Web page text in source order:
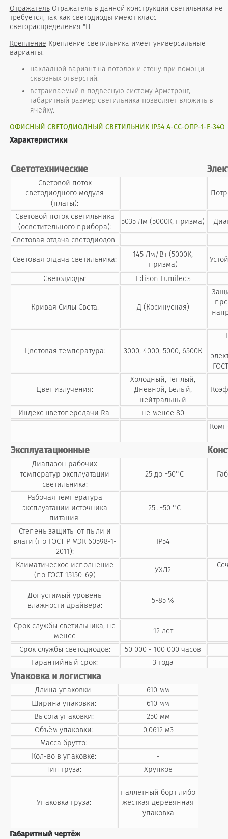
ОтражательОтражатель в данной конструкции светильника не
требуется, так как светодиоды имеют класс
светораспределения "П".
Крепление Крепление светильника имеет универсальные
варианты:
накладной вариант на потолок и стену при помощи
сквозных отверстий.
встраиваемый в подвесную систему Армстронг,
габаритный размер светильника позволяет вложить в
ячейку.
ОФИСНЫЙ СВЕТОДИОДНЫЙ СВЕТИЛЬНИК IP54 А-СС-ОПР-1-Е-34О
Характеристики
Светотехнические
Световой поток
светодиодного модуля
(платы):
-
Световой поток светильника
(осветительного прибора):
5035 Лм (5000К, призма)
Световая отдача светодиодов:
-
Световая отдача светильника:
145 Лм/Вт (5000К,
призма)
Светодиоды: Edison Lumileds
Кривая Силы Света: Д (Косинусная)
Цветовая температура: 3000, 4000, 5000, 6500К
Цвет излучения:
Холодный, Теплый,
Дневной, Белый,
нейтральный
Индекс цветопередачи Ra:
не менее 80
Эксплуатационные
Диапазон рабочих
температур эксплуатации
светильника:
-25 до +50°С
Рабочая температура
эксплуатации источника
питания:
-25…+50 °C
Степень защиты от пыли и
влаги (по ГОСТ Р МЭК 60598-1-
2011):
IP54
Климатическое исполнение
(по ГОСТ 15150-69)
УХЛ2
Допустимый уровень
влажности драйвера:
5-85 %
Срок службы светильника, не
менее
12 лет
Срок службы светодиодов:
50 000 - 100 000 часов
Гарантийный срок:
3 года
Упаковка и логистика
Длина упаковки:
610 мм
Ширина упаковки:
610 мм
Высота упаковки:
250 мм
Объём упаковки:
0,0612 м3
Масса брутто:
Кол-во в упаковке:
-
Тип груза:
Хрупкое
Упаковка груза:
паллетный борт либо
жесткая деревянная
упаковка
Габаритный чертёж